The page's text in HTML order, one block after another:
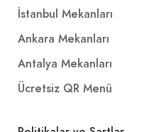
İstanbul Mekanları
Ankara Mekanları
Antalya Mekanları
Ücretsiz QR Menü